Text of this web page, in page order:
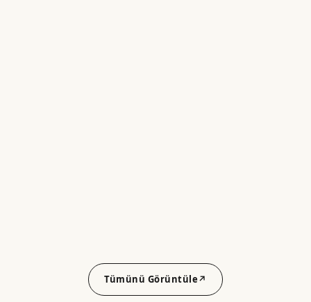
Tümünü Görüntüle↗